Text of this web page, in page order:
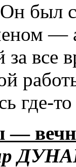
был
—
все
где-
—